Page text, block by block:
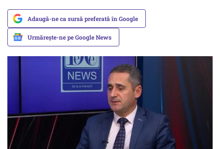
Adaugă-ne ca sursă preferată în Google
Urmărește-ne pe Google News